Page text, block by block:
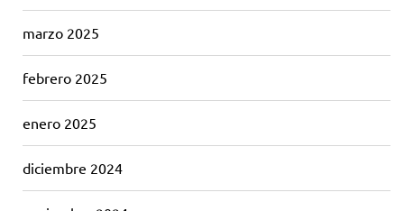
marzo 2025
febrero 2025
enero 2025
diciembre 2024